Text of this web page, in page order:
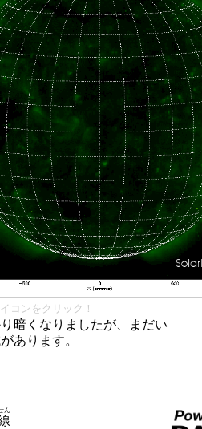
コンをクリック！
暗くなりましたが、まだい
あります。
ん